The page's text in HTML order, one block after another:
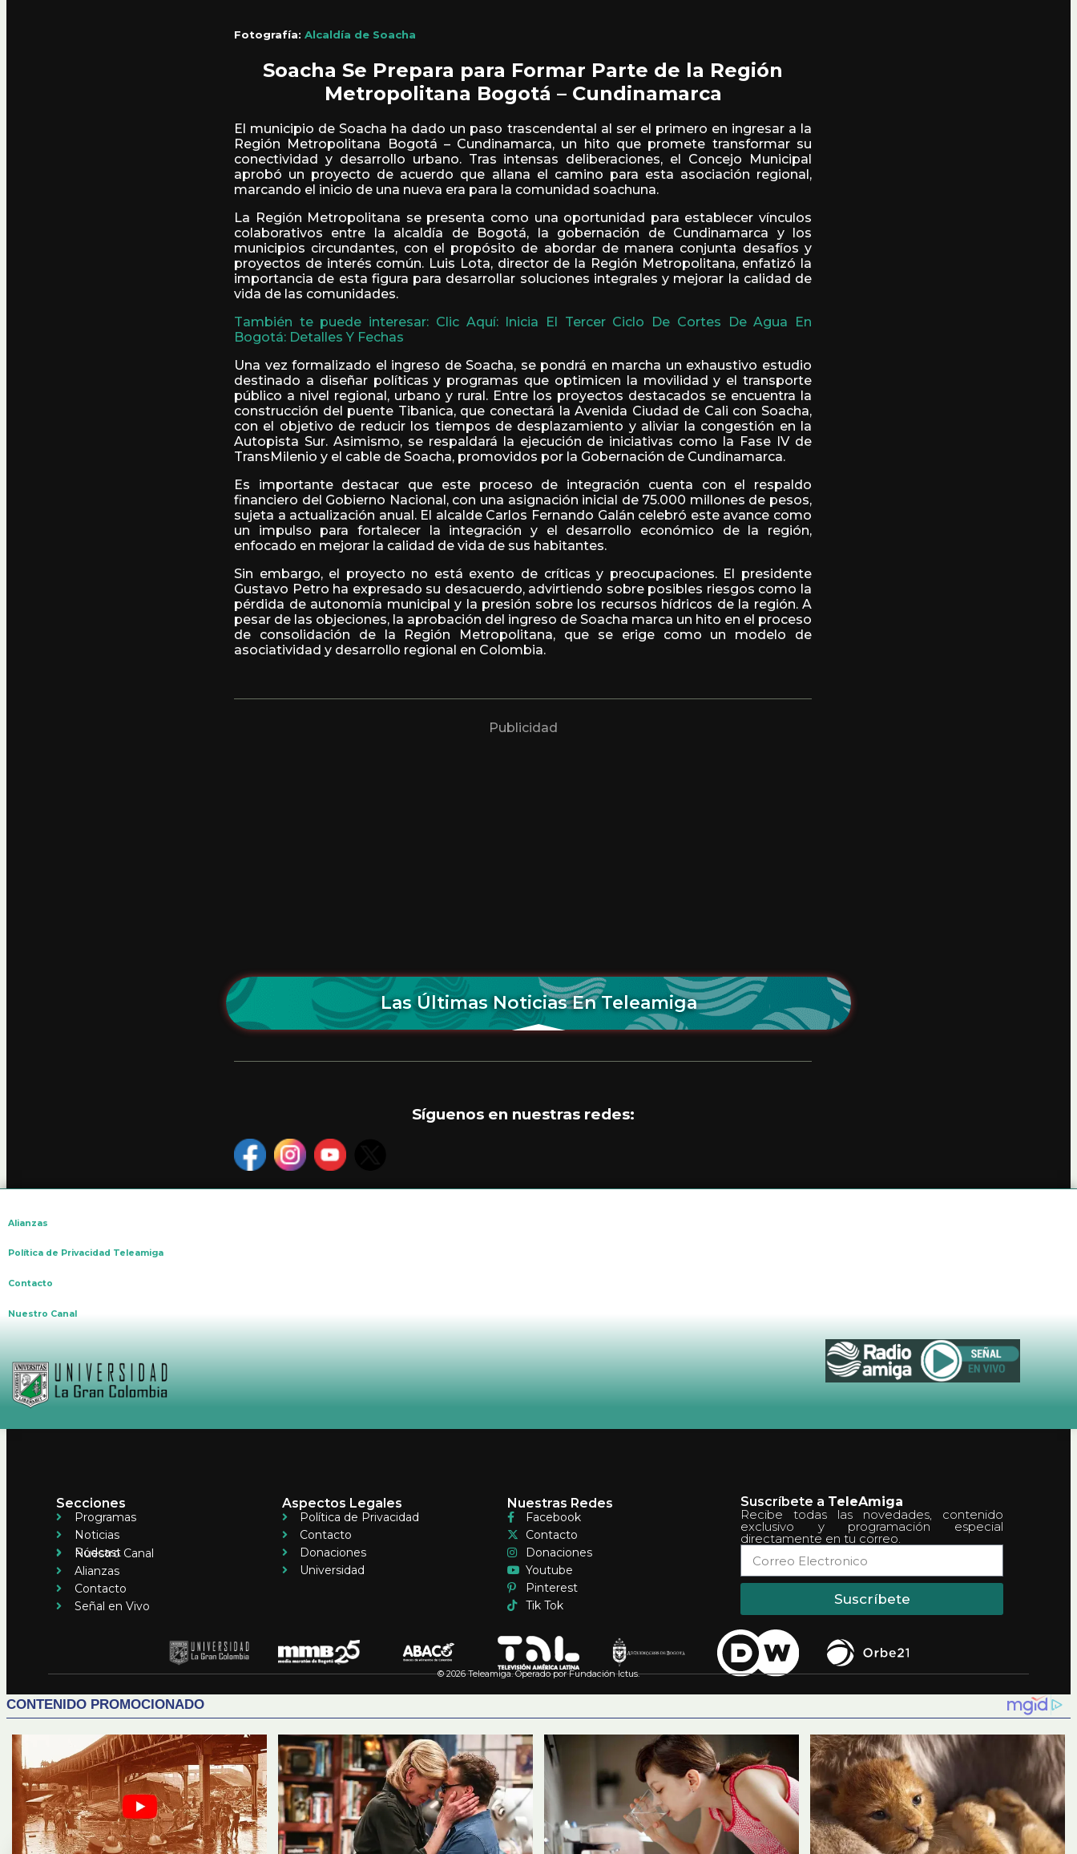
Fotografía: Alcaldía de Soacha
Soacha Se Prepara para Formar Parte de la Región
Metropolitana Bogotá – Cundinamarca
El municipio de Soacha ha dado un paso trascendental al ser el primero en ingresar a la
Región Metropolitana Bogotá – Cundinamarca, un hito que promete transformar su
conectividad y desarrollo urbano. Tras intensas deliberaciones, el Concejo Municipal
aprobó un proyecto de acuerdo que allana el camino para esta asociación regional,
marcando el inicio de una nueva era para la comunidad soachuna.
La Región Metropolitana se presenta como una oportunidad para establecer vínculos
colaborativos entre la alcaldía de Bogotá, la gobernación de Cundinamarca y los
municipios circundantes, con el propósito de abordar de manera conjunta desafíos y
proyectos de interés común. Luis Lota, director de la Región Metropolitana, enfatizó la
importancia de esta figura para desarrollar soluciones integrales y mejorar la calidad de
vida de las comunidades.
También te puede interesar: Clic Aquí: Inicia El Tercer Ciclo De Cortes De Agua En
Bogotá: Detalles Y Fechas
Una vez formalizado el ingreso de Soacha, se pondrá en marcha un exhaustivo estudio
destinado a diseñar políticas y programas que optimicen la movilidad y el transporte
público a nivel regional, urbano y rural. Entre los proyectos destacados se encuentra la
construcción del puente Tibanica, que conectará la Avenida Ciudad de Cali con Soacha,
con el objetivo de reducir los tiempos de desplazamiento y aliviar la congestión en la
Autopista Sur. Asimismo, se respaldará la ejecución de iniciativas como la Fase IV de
TransMilenio y el cable de Soacha, promovidos por la Gobernación de Cundinamarca.
Es importante destacar que este proceso de integración cuenta con el respaldo
financiero del Gobierno Nacional, con una asignación inicial de 75.000 millones de pesos,
sujeta a actualización anual. El alcalde Carlos Fernando Galán celebró este avance como
un impulso para fortalecer la integración y el desarrollo económico de la región,
enfocado en mejorar la calidad de vida de sus habitantes.
Sin embargo, el proyecto no está exento de críticas y preocupaciones. El presidente
Gustavo Petro ha expresado su desacuerdo, advirtiendo sobre posibles riesgos como la
pérdida de autonomía municipal y la presión sobre los recursos hídricos de la región. A
pesar de las objeciones, la aprobación del ingreso de Soacha marca un hito en el proceso
de consolidación de la Región Metropolitana, que se erige como un modelo de
asociatividad y desarrollo regional en Colombia.
Publicidad
Las Últimas Noticias En Teleamiga
Síguenos en nuestras redes:
Alianzas
Política de Privacidad Teleamiga
Contacto
Nuestro Canal
Secciones
Programas
Noticias
Pódcast
Nuestro Canal
Alianzas
Contacto
Señal en Vivo
Aspectos Legales
Política de Privacidad
Contacto
Donaciones
Universidad
Nuestras Redes
Facebook
Contacto
Donaciones
Youtube
Pinterest
Tik Tok
Suscríbete a TeleAmiga
Recibe todas las novedades, contenido
exclusivo y programación especial
directamente en tu correo.
Suscríbete
© 2026 Teleamiga. Operado por Fundación Ictus.